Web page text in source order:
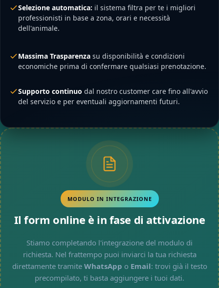
Selezione automatica: il sistema filtra per te i migliori
professionisti in base a zona, orari e necessità
dell'animale.
Massima Trasparenza su disponibilità e condizioni
economiche prima di confermare qualsiasi prenotazione.
Supporto continuo dal nostro customer care fino all'avvio
del servizio e per eventuali aggiornamenti futuri.
MODULO IN INTEGRAZIONE
Il form online è in fase di attivazione
Stiamo completando l'integrazione del modulo di
richiesta. Nel frattempo puoi inviarci la tua richiesta
direttamente tramite WhatsApp o Email: trovi già il testo
precompilato, ti basta aggiungere i tuoi dati.